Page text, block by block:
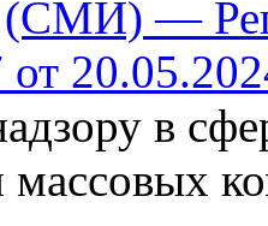
(СМИ) —
в
массовых